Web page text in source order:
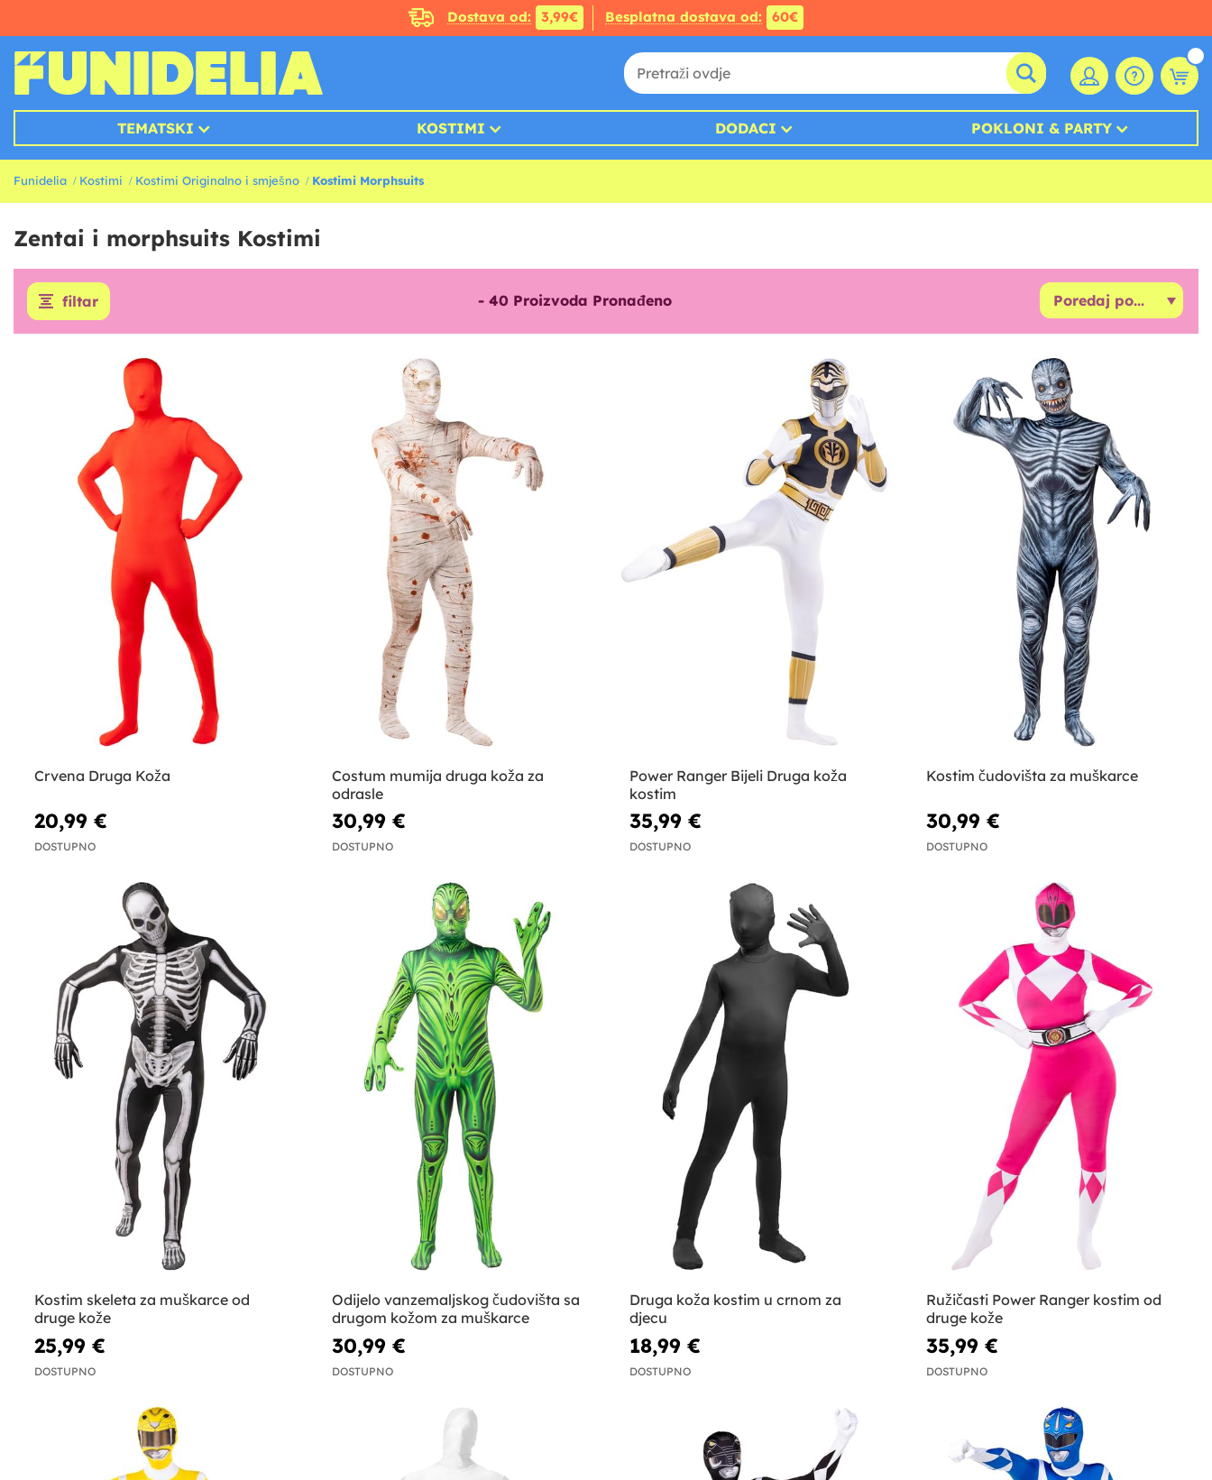
Dostava od: 3,99€ Besplatna dostava od: 60€
TEMATSKI KOSTIMI DODACI POKLONI & PARTY
Funidelia Kostimi Kostimi Originalno i smješno Kostimi Morphsuits
Zentai i morphsuits Kostimi
filtar - 40 Proizvoda Pronađeno
Crvena Druga Koža
20,99 €
DOSTUPNO
Costum mumija druga koža za
odrasle
30,99 €
DOSTUPNO
Power Ranger Bijeli Druga koža
kostim
35,99 €
DOSTUPNO
Kostim čudovišta za muškarce
30,99 €
DOSTUPNO
Kostim skeleta za muškarce od
druge kože
25,99 €
DOSTUPNO
Odijelo vanzemaljskog čudovišta sa
drugom kožom za muškarce
30,99 €
DOSTUPNO
Druga koža kostim u crnom za
djecu
18,99 €
DOSTUPNO
Ružičasti Power Ranger kostim od
druge kože
35,99 €
DOSTUPNO